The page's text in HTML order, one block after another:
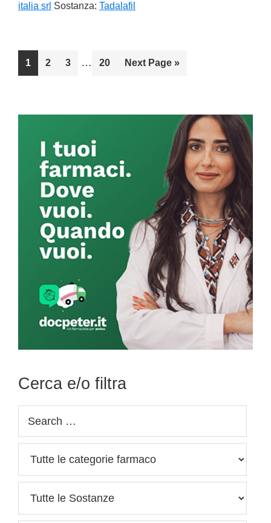
italia srl Sostanza: Tadalafil
Go
to
1
Go
2
Go
3
Interim
…
Go
20
Go
Next Page »
Sidebar
Cerca e/o filtra